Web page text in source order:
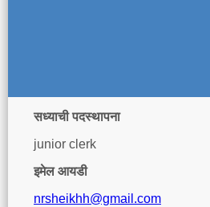
सध्याची पदस्थापना
junior clerk
इमेल आयडी
nrsheikhh@gmail.com